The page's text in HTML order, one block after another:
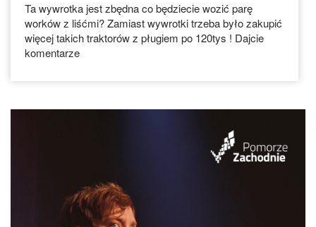
Ta wywrotka jest zbędna co będziecie wozić parę
worków z liśćmi? Zamiast wywrotki trzeba było zakupić
więcej takich traktorów z pługiem po 120tys ! Dajcie
komentarze